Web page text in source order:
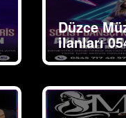
Düzce
ilanları